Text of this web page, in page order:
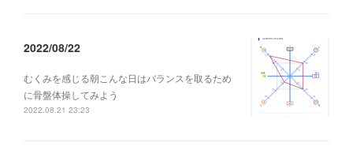
2022/08/22
むくみを感じる朝こんな日はバランスを取るため
に骨盤体操してみよう
2022.08.21 23:23